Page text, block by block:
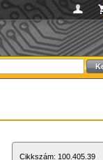
Cikkszám: 100.405.39